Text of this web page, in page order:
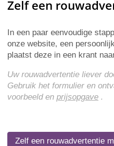
Zelf een
In een paar eenvoudige
onze website, een
plaatst deze in een krant
Uw rouwadvertentie liever
Gebruik het formulier en
voorbeeld en prijsopgave .
Zelf een rouwadvertentie